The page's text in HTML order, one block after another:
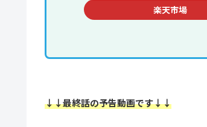
楽天市場
↓↓最終話の予告動画です↓↓